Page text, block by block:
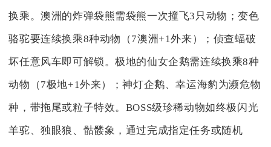
换乘。澳洲的炸弹袋熊需袋熊一次撞飞3只动物；变色
骆驼要连续换乘8种动物（7澳洲+1外来）；侦查蝠破
坏任意风车即可解锁。极地的仙女企鹅需连续换乘8种
动物（7极地+1外来）；神灯企鹅、幸运海豹为濒危物
种，带拖尾或粒子特效。BOSS级珍稀动物如终极闪光
羊驼、独眼狼、骷髅象，通过完成指定任务或随机